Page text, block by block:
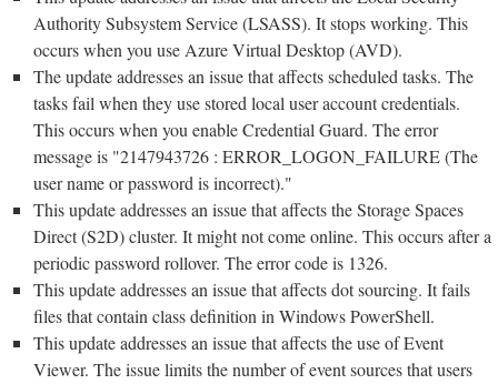
Authority Subsystem Service (LSASS). It stops working. This
occurs when you use Azure Virtual Desktop (AVD).
The update addresses an issue that affects scheduled tasks. The
tasks fail when they use stored local user account credentials.
This occurs when you enable Credential Guard. The error
message is "2147943726 : ERROR_LOGON_FAILURE (The
user name or password is incorrect)."
This update addresses an issue that affects the Storage Spaces
Direct (S2D) cluster. It might not come online. This occurs after a
periodic password rollover. The error code is 1326.
This update addresses an issue that affects dot sourcing. It fails
files that contain class definition in Windows PowerShell.
This update addresses an issue that affects the use of Event
Viewer. The issue limits the number of event sources that users